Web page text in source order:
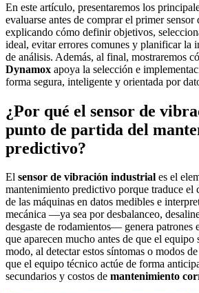
En este artículo, presentaremos los
evaluarse antes de comprar el primer
explicando cómo definir objetivos,
ideal, evitar errores comunes y planificar la
de análisis. Además, al final, mostraremos
Dynamox apoya la selección e
forma segura, inteligente y orientada por
¿Por qué el sensor de
punto de partida del
predictivo?
El sensor de vibración industrial es el
mantenimiento predictivo porque traduce el
de las máquinas en datos medibles e
mecánica —ya sea por desbalanceo,
desgaste de rodamientos— genera patrones
que aparecen mucho antes de que el equipo
modo, al detectar estos síntomas o modos
que el equipo técnico actúe de forma
secundarios y costos de mantenimiento